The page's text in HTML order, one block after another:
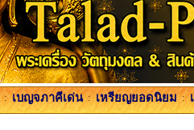
: เบญจภาคีเด่น : เหรียญยอดนิยม :